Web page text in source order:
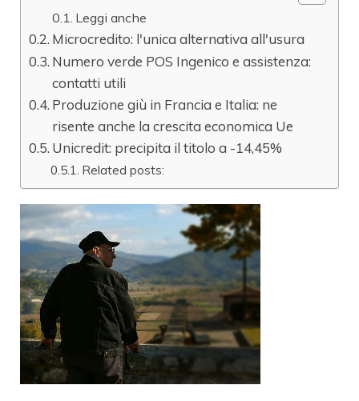
Leggi anche
Microcredito: l'unica alternativa all'usura
Numero verde POS Ingenico e assistenza:
contatti utili
Produzione giù in Francia e Italia: ne
risente anche la crescita economica Ue
Unicredit: precipita il titolo a -14,45%
Related posts: